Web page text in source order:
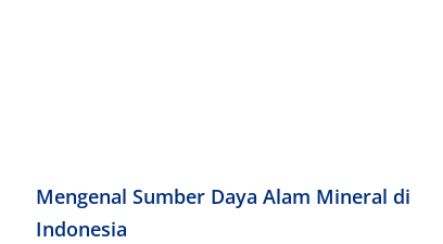
Mengenal Sumber Daya Alam Mineral di
Indonesia